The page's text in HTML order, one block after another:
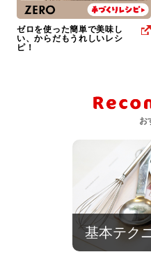
ゼロを使った簡単で美味し
い、からだもうれしいレシ
ピ！
お
基本テク